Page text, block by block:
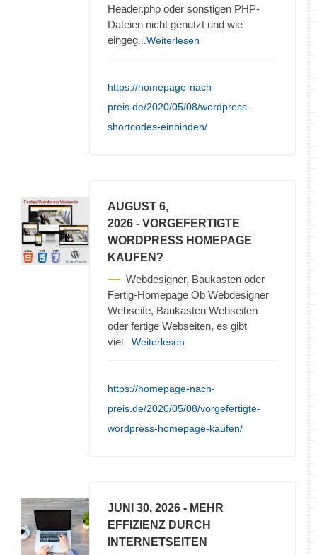
Header.php oder sonstigen PHP-
Dateien nicht genutzt und wie
eingeg ...Weiterlesen
https://homepage-nach-
preis.de/2020/05/08/wordpress-
shortcodes-einbinden/
AUGUST 6,
2026 - VORGEFERTIGTE
WORDPRESS HOMEPAGE
KAUFEN?
Webdesigner, Baukasten oder
Fertig-Homepage Ob Webdesigner
Webseite, Baukasten Webseiten
oder fertige Webseiten, es gibt
viel ...Weiterlesen
https://homepage-nach-
preis.de/2020/05/08/vorgefertigte-
wordpress-homepage-kaufen/
JUNI 30, 2026 - MEHR
EFFIZIENZ DURCH
INTERNETSEITEN